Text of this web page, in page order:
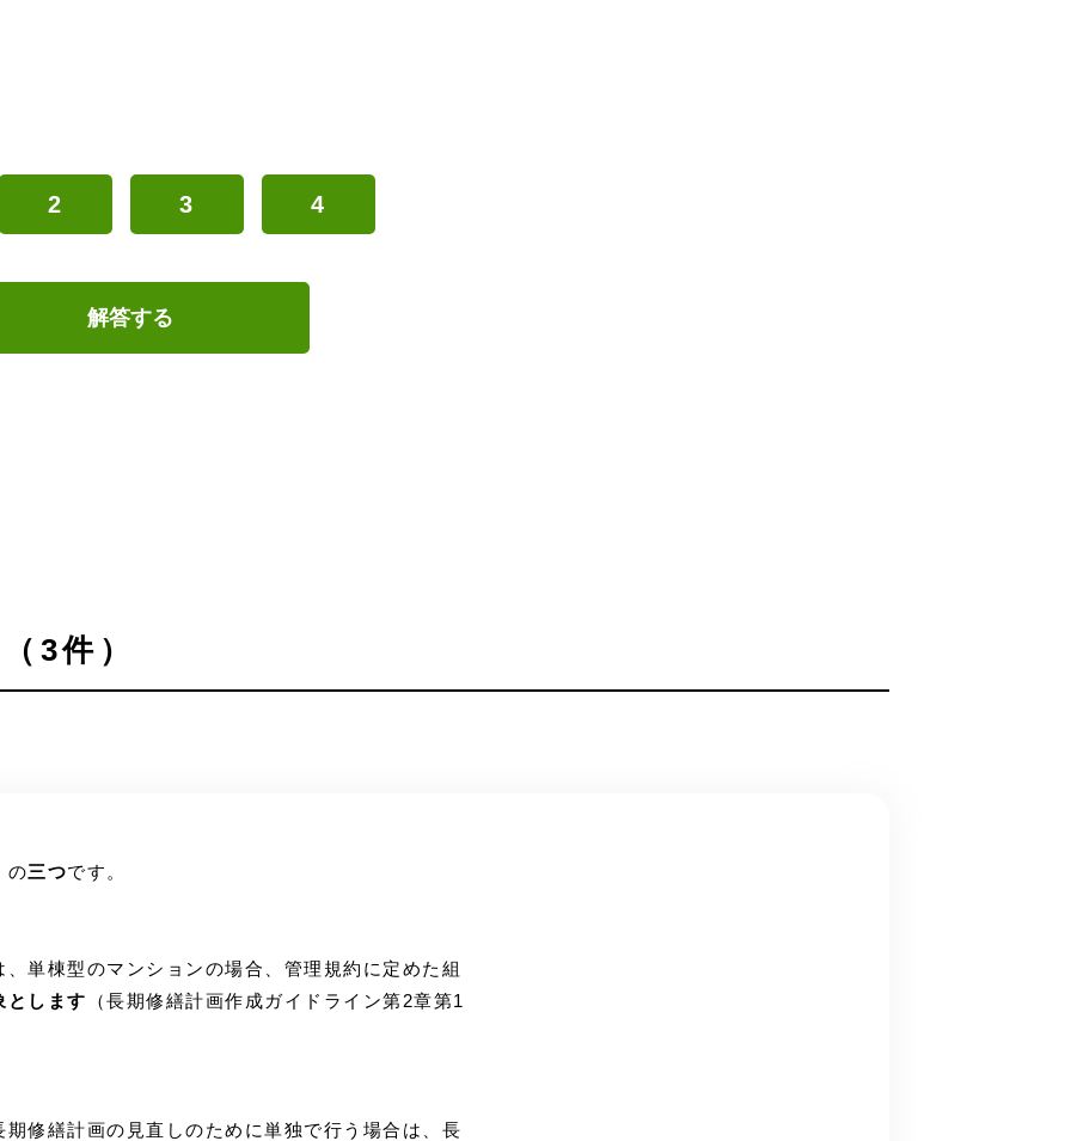
2 3 4
解答する
3件）
の三つです。
単棟型のマンションの場合、管理規約に定めた組
とします （長期修繕計画作成ガイドライン第2章第1
修繕計画の見直しのために単独で行う場合は、長